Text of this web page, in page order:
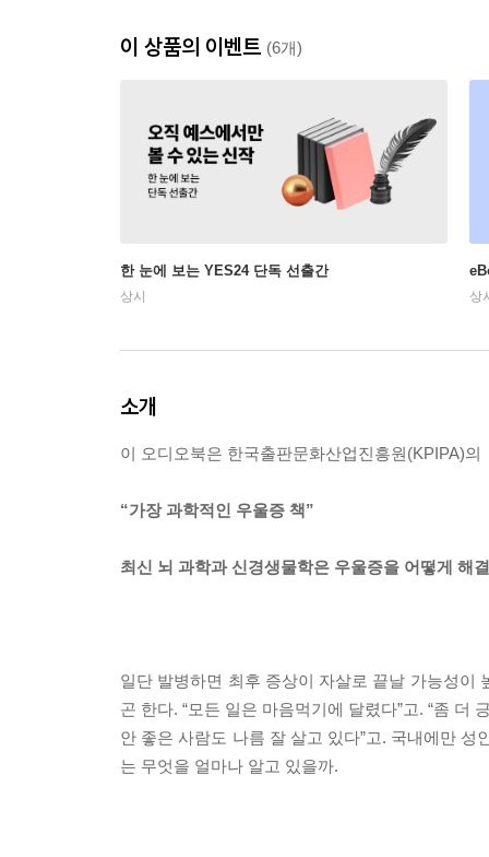
이 상품의 이벤트 (6개)
한 눈에 보는 YES24 단독 선출간
상시 상
소개
이 오디오북은 한국출판문화산업진흥원(KPIPA)
“가장 과학적인 우울증 책”
최신 뇌 과학과 신경생물학은 우울증을 어떻게 해
일단 발병하면 최후 증상이 자살로 끝날 가능성이
곤 한다. “모든 일은 마음먹기에 달렸다”고. “좀 더
안 좋은 사람도 나름 잘 살고 있다”고. 국내에만
는 무엇을 얼마나 알고 있을까.